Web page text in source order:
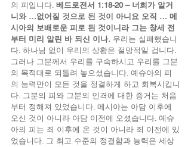
의 피입니다. 베드로전서 1:18-20 – 너희가 알거
니와 …없어질 것으로 된 것이 아니요 오직 … 메
시아의 보배로운 피로 된 것이니라 그는 창세 전
부터 미리 알린 바 되신 이나. 우리는 실패했습니
다. 하나님 없이 우리의 상황은 절망적일 겁니다.
그러나 그분께서 우리를 구속하시고 우리를 그분
의 목적대로 되돌려 놓으셨습니다. 예슈아의 피
의 능력만이 모든 것을 정결하게 하고 회복시킵니
다. 그분의 피와 그분의 인격에 대한 증거는 처음
부터 정해져 있었습니다. 메시아는 아담 이후에
오신 것이 아니라 아담 이전에 오셨습니다. 예슈
아의 피는 죄 이후에 온 것이 아니라 죄 이전에 있
었습니다. 그 최고 수준의 정결함과 능력은 세상